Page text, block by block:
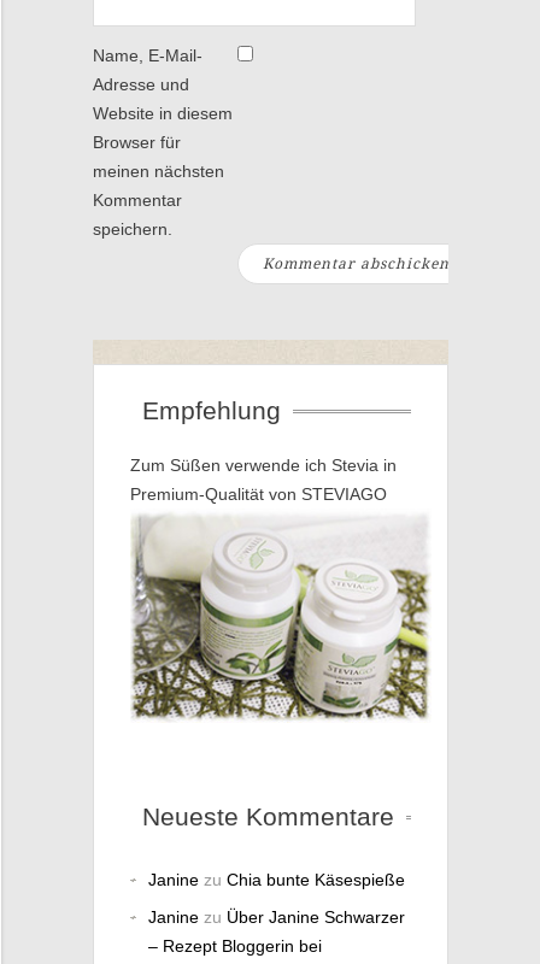
Name, E-Mail-
Adresse und
Website in diesem
Browser für
meinen nächsten
Kommentar
speichern.
Empfehlung
Zum Süßen verwende ich Stevia in
Premium-Qualität von STEVIAGO
Neueste Kommentare
Janinezu Chia bunte Käsespieße
Janinezu Über Janine Schwarzer
– Rezept Bloggerin bei